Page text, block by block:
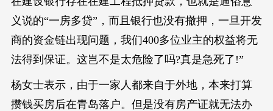
义说的“一房多贷”，而且银行也没有撤押，一旦开发
商的资金链出现问题，我们400多位业主的权益将无
法得到保证。这岂不是太危险了吗?真是急死了!”
杨女士表示，由于一家人都来自于外地，本来打算
攒钱买房后在青岛落户。但是没有房产证就无法办